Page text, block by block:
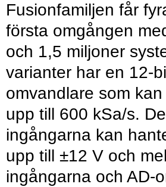
Fusionfamiljen får
första omgången
och 1,5 miljoner
varianter har en 12-
omvandlare som
upp till 600 kSa/s.
ingångarna kan
upp till ±12 V och
ingångarna och AD-